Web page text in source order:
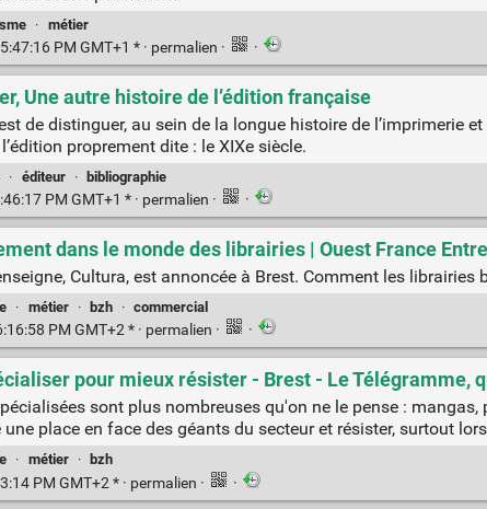
· métier
PM GMT+1 * · permalien · ·
Une autre histoire de l’édition française
de distinguer, au sein de la longue histoire de
proprement dite : le XIXe siècle.
· éditeur · bibliographie
PM GMT+1 * · permalien · ·
dans le monde des librairies | Ouest France
Cultura, est annoncée à Brest. Comment les
· métier · bzh · commercial
PM GMT+2 * · permalien · ·
pour mieux résister - Brest - Le Télégramme,
sont plus nombreuses qu'on ne le pense :
place en face des géants du secteur et résister, surtout
· métier · bzh
PM GMT+2 * · permalien · ·